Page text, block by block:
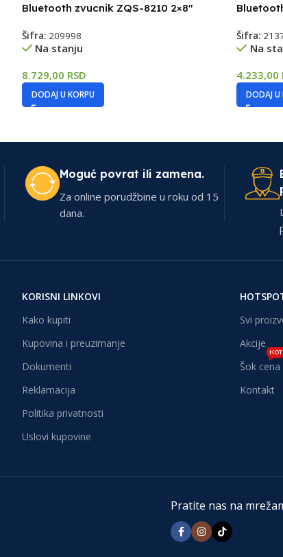
Bluetooth zvucnik ZQS-8210 2×8″
Šifra: 209998
Na stanju
8.729,00 RSD
DODAJ U KORPU
Šifra:
Na
4.233,00
DODAJ U
Moguć povrat ili zamena.
Za online porudžbine u roku od 15
dana.
KORISNI LINKOVI
Kako kupiti
Kupovina i preuzimanje
Dokumenti
Reklamacija
Politika privatnosti
Uslovi kupovine
Svi
Akcije
Šok cena
HOT
Kontakt
Pratite nas na